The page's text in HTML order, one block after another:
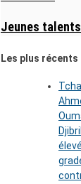
Jeunes talents
Les plus récents